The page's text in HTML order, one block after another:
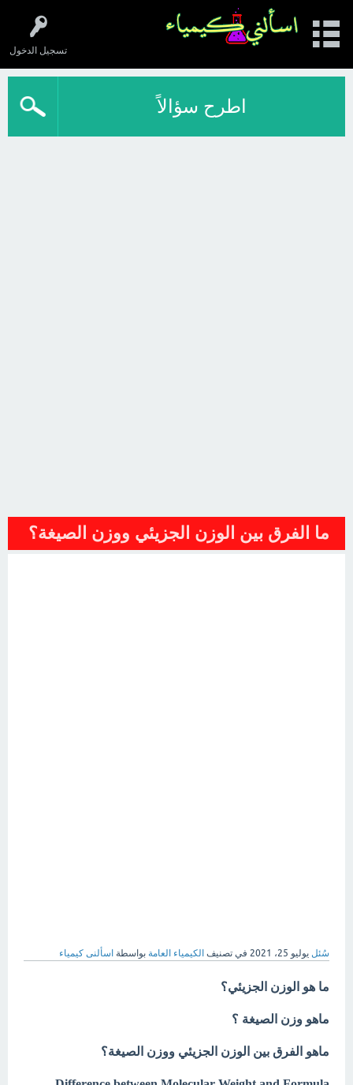
تسجيل الدخول
اطرح سؤالاً
ما الفرق بين الوزن الجزيئي ووزن الصيغة؟
سُئل يوليو 25، 2021 في تصنيف الكيمياء العامة بواسطة اسألنى كيمياء
ما هو الوزن الجزيئي؟
ماهو وزن الصيغة ؟
ماهو الفرق بين الوزن الجزيئي ووزن الصيغة؟